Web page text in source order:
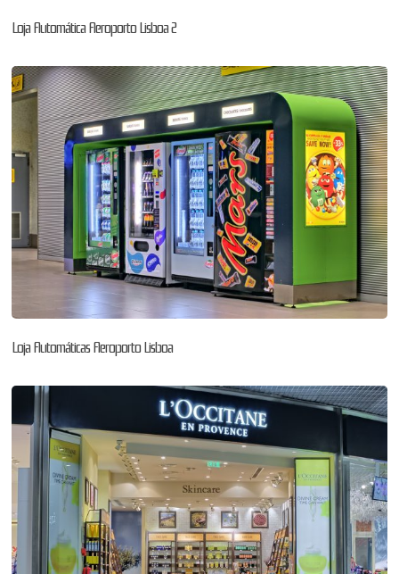
Loja Automática Aeroporto Lisboa 2
Loja Automáticas Aeroporto Lisboa